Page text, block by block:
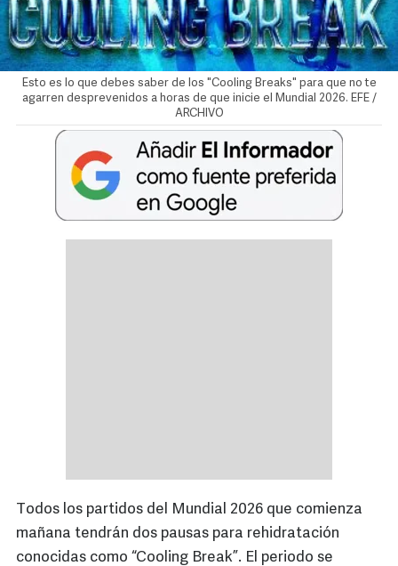
Esto es lo que debes saber de los "Cooling Breaks" para que no te
agarren desprevenidos a horas de que inicie el Mundial 2026. EFE /
ARCHIVO
Todos los partidos del Mundial 2026 que comienza
mañana tendrán dos pausas para rehidratación
conocidas como “Cooling Break”. El periodo se